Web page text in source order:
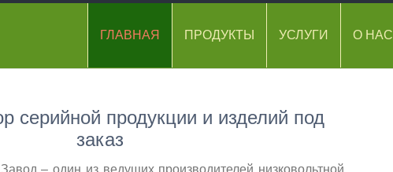
ГЛАВНАЯ ПРОДУКТЫ УСЛУГИ О НАС
серийной продукции и изделий под
заказ
– один из ведущих производителей низковольтной